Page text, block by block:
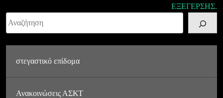
ΕΞΕΓΕΡΣΗΣ.
Αναζήτηση
στεγαστικό επίδομα
Ανακοινώσεις ΑΣΚΤ